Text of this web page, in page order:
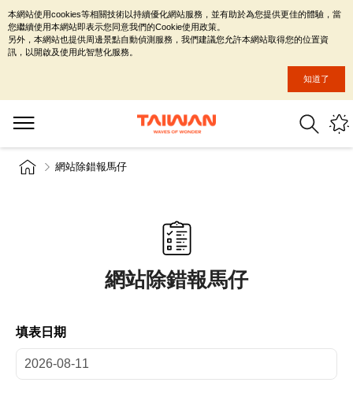
網站除錯報馬仔
網站除錯報馬仔
填表日期
本網站使用cookies等相關技術以持續優化網站服務，並有助於為您提供更佳的體驗，當
您繼續使用本網站即表示您同意我們的Cookie使用政策。
另外，本網站也提供周邊景點自動偵測服務，我們建議您允許本網站取得您的位置資
訊，以開啟及使用此智慧化服務。
知道了